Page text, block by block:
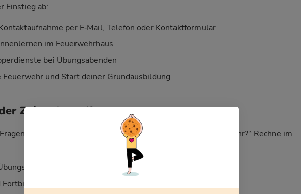
Einstieg ab:
per E‑Mail, Telefon oder Kontaktformular
im Feuerwehrhaus
bei Übungsabenden
und Start deiner Grundausbildung
Zeitaufwand?
lautet: „Wie viel Zeit kostet mich die Freiwillige Feuerwehr?“ Rechne im
(meist 2–4 Mal im Monat, abends)
teils an Wochenenden